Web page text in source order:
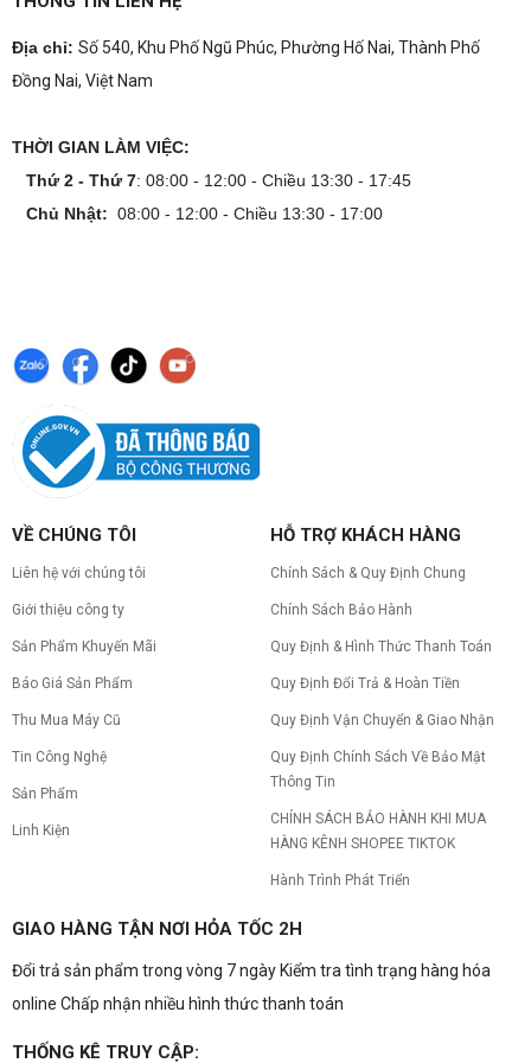
hình mạnh, tối ưu chi phí, test máy tại chỗ. Khám
phá ngay địa chỉ tư vấn và lắp đặt dàn PC chơi
phù hợp, đảm bảo hệ thống vận hành ổn định và
copy nhanh.
tăng hiệu năng tối đa? Xem ngay thứ tự ưu tiên
nâng cấp linh kiện PC chi tiết trong bài viết này!
nhân và Cách khắc phục
Tình trạng PC gaming nóng quạt kêu to khiến
máy giật lag, giảm tuổi thọ? Tìm hiểu ngay
nguyên nhân và cách khắc phục hiệu quả để máy
CPU AMD Ryzen 7 7700X3D full box mới
ra mắt: Nhanh, Mạnh, Giá tốt
với công nghệ 3D V-Cache đỉnh cao, mang lại
10 Nguyên nhân khiến PC gaming bị tụt
FPS thường gặp
PC gaming bị tụt FPS sau một thời gian? Tìm hiểu
và cách kiểm tra, khắc phục từng bước tại Vi Tính
NVIDIA Hoãn Ra Mắt Dòng RTX 50
"Mắc Kẹt" Vì Giá RAM GDDR7 3GB
NVIDIA đột ngột tạm hoãn ra mắt dòng card đồ
bến nhà máy của các đối tác. Nguyên nhân chính
nhớ GDDR7 3GB, khi chi phí cao gấp 3 lần so với
Build PC gaming 30 triệu: Cấu hình
Địa chỉ: Số 540, Khu Phố Ngũ Phúc, Phường Hố Nai, Thành Phố
Đồng Nai, Việt Nam
THỜI GIAN LÀM VIỆC:
Thứ 2 - Thứ 7: 08:00 - 12:00 - Chiều 13:30 - 17:45
Chủ Nhật: 08:00 - 12:00 - Chiều 13:30 - 17:00
VỀ CHÚNG TÔI
Liên hệ với chúng tôi
Giới thiệu công ty
Sản Phẩm Khuyến Mãi
Báo Giá Sản Phẩm
Thu Mua Máy Cũ
Tin Công Nghệ
Sản Phẩm
Linh Kiện
HỖ TRỢ KHÁCH HÀNG
Chính Sách & Quy Định Chung
Chính Sách Bảo Hành
Quy Định & Hình Thức Thanh Toán
Quy Định Đổi Trả & Hoàn Tiền
Quy Định Vận Chuyển & Giao Nhận
Quy Định Chính Sách Về Bảo Mật
Thông Tin
CHÍNH SÁCH BẢO HÀNH KHI MUA
HÀNG KÊNH SHOPEE TIKTOK
Hành Trình Phát Triển
GIAO HÀNG TẬN NƠI HỎA TỐC 2H
Đổi trả sản phẩm trong vòng 7 ngày Kiểm tra tình trạng hàng hóa
online Chấp nhận nhiều hình thức thanh toán
THỐNG KÊ TRUY CẬP: